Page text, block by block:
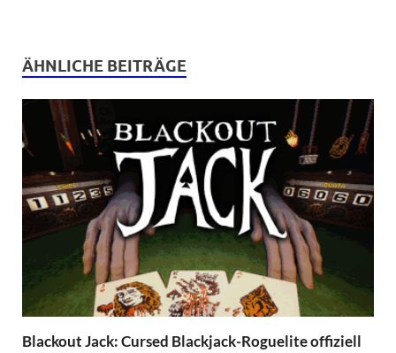
ÄHNLICHE BEITRÄGE
Blackout Jack: Cursed Blackjack-Roguelite offiziell